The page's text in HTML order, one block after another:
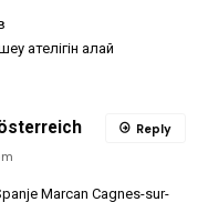
қателігін қалай
Marcan Cagnes-sur-
Reply